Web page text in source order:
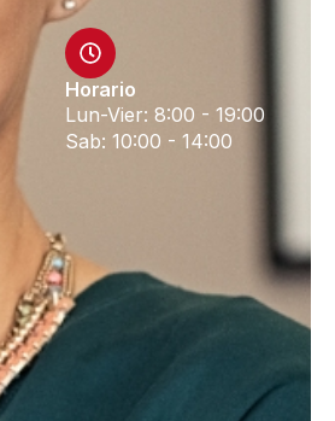
Horario
Lun-Vier: 8:00 - 19:00
Sab: 10:00 - 14:00